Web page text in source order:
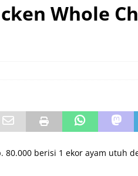
Whole
80.000 berisi 1 ekor ayam utuh